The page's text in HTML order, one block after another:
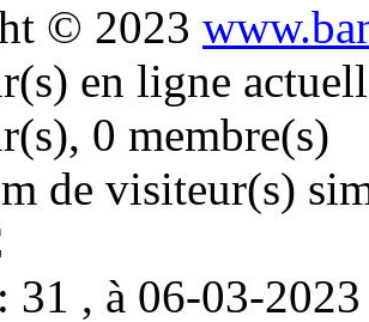
© 2023
en ligne
0 membre(s)
de visiteur(s)
31 , à 06-03-